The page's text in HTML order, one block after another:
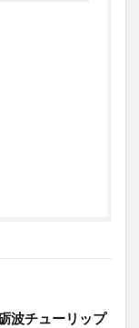
波チューリップ